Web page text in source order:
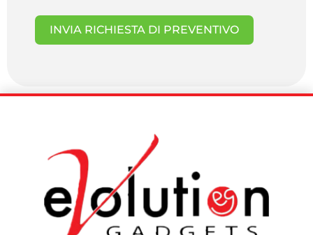
INVIA RICHIESTA DI PREVENTIVO